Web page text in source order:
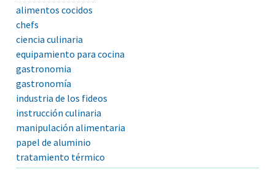
alimentos cocidos
chefs
ciencia culinaria
equipamiento para cocina
gastronomia
gastronomía
industria de los fideos
instrucción culinaria
manipulación alimentaria
papel de aluminio
tratamiento térmico